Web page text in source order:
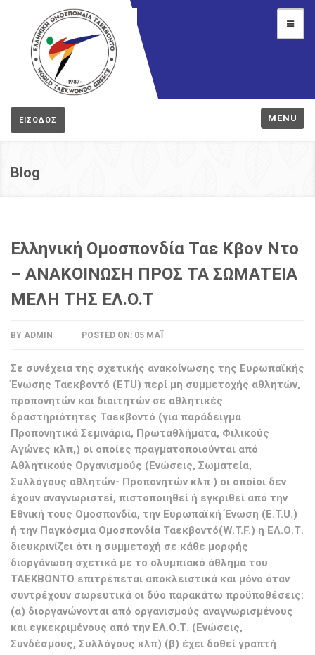
ΕΙΣΟΔΟΣ MENU
Blog
Ελληνική Ομοσπονδία Ταε Κβον Ντο
– ΑΝΑΚΟΙΝΩΣΗ ΠΡΟΣ ΤΑ ΣΩΜΑΤΕΙΑ
ΜΕΛΗ ΤΗΣ ΕΛ.Ο.Τ
BY ADMIN POSTED ON: 05 ΜΆΙ
Σε συνέχεια της σχετικής ανακοίνωσης της Ευρωπαϊκής
Ένωσης Ταεκβοντό (ETU) περί μη συμμετοχής αθλητών,
προπονητών και διαιτητών σε αθλητικές
δραστηριότητες Ταεκβοντό (για παράδειγμα
Προπονητικά Σεμινάρια, Πρωταθλήματα, Φιλικούς
Αγώνες κλπ,) οι οποίες πραγματοποιούνται από
Αθλητικούς Οργανισμούς (Ενώσεις, Σωματεία,
Συλλόγους αθλητών- Προπονητών κλπ ) οι οποίοι δεν
έχουν αναγνωριστεί, πιστοποιηθεί ή εγκριθεί από την
Εθνική τους Ομοσπονδία, την Ευρωπαϊκή Ένωση (E.T.U.)
ή την Παγκόσμια Ομοσπονδία Ταεκβοντό(W.T.F.) η ΕΛ.Ο.Τ.
διευκρινίζει ότι η συμμετοχή σε κάθε μορφής
διοργάνωση σχετικά με το ολυμπιακό άθλημα του
ΤΑΕΚΒΟΝΤΟ επιτρέπεται αποκλειστικά και μόνο όταν
συντρέχουν σωρευτικά οι δύο παρακάτω προϋποθέσεις:
(α) διοργανώνονται από οργανισμούς αναγνωρισμένους
και εγκεκριμένους από την ΕΛ.Ο.Τ. (Ενώσεις,
Συνδέσμους, Συλλόγους κλπ) (β) έχει δοθεί γραπτή